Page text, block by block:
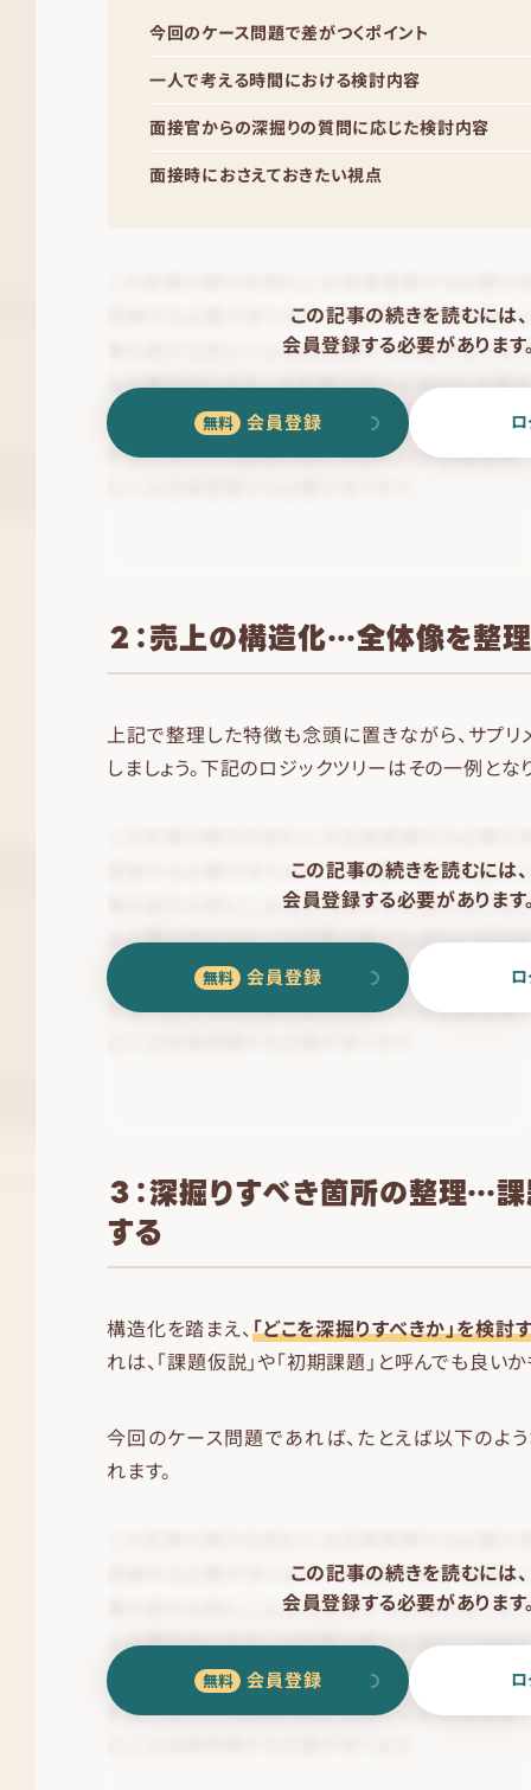
今回のケース問題で差がつくポイント
一人で考える時間における検討内容
面接官からの深掘りの質問に応じた検討内容
面接時におさえておきたい視点
この記事の続きを読むには、
会員登録する必要があります
会員登録
２：売上の構造化…全体像を整
上記で整理した特徴も念頭に置きながら、サプ
しましょう。下記のロジックツリーはその一例とな
この記事の続きを読むには、
会員登録する必要があります
会員登録
３：深掘りすべき箇所の整理…
する
構造化を踏まえ、「どこを深掘りすべきか」を検討
れは、「課題仮説」や「初期課題」と呼んでも良い
今回のケース問題であれば、たとえば以下のよ
れます。
この記事の続きを読むには、
会員登録する必要があります
会員登録